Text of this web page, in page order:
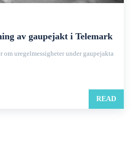
av gaupejakt i Telemark
om uregelmessigheter under gaupejakta
READ